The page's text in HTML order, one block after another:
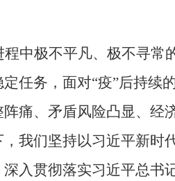
中极不平凡、极不寻常
任务，面对“疫”后持续
痛、矛盾风险凸显、经
我们坚持以习近平新时
入贯彻落实习近平总书